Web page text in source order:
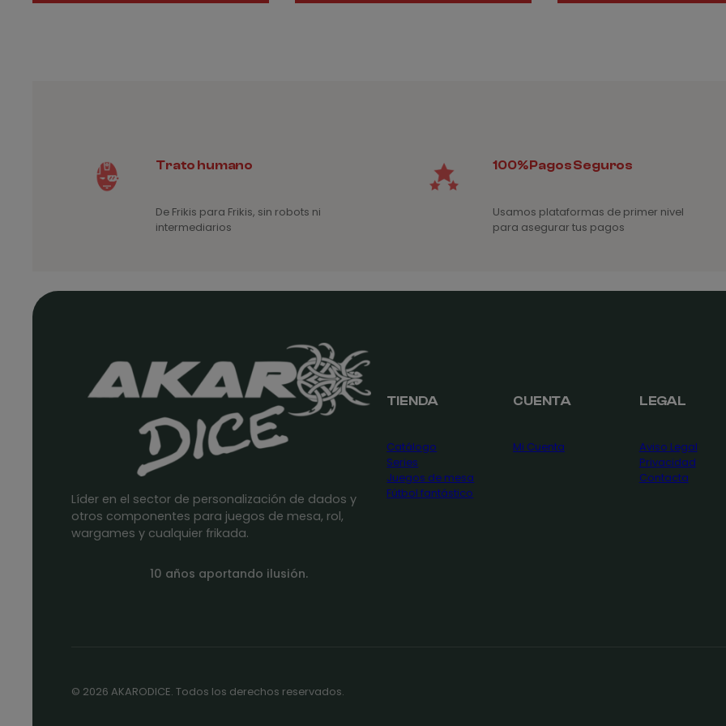
Trato humano
De Frikis para Frikis, sin robots ni
intermediarios
100% Pagos Seguros
Usamos plataformas de primer nivel
para asegurar tus pagos
Líder en el sector de personalización de dados y
otros componentes para juegos de mesa, rol,
wargames y cualquier frikada.
10 años aportando ilusión.
TIENDA
Catálogo
Series
Juegos de mesa
Fútbol fantástico
CUENTA
Mi Cuenta
LEGAL
Aviso Legal
Privacidad
Contacta
© 2026 AKARODICE. Todos los derechos reservados.